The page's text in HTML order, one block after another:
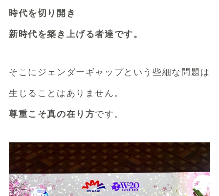
時代を切り開き
新時代を築き上げる者達です。
そこにジェンダーギャップという些細な問題は
生じることはありません。
尊重こそ真の在り方です。